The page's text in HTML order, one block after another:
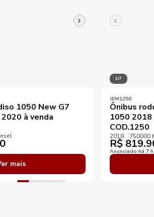
1050 New G7
à venda
mais
1/7
JEM1250
Ônibus
1050
COD.1250
2018 750000
R$
Anunciado há 7